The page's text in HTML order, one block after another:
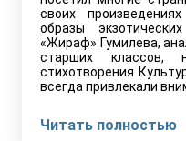
своих
образы
«Жираф» Гумилева,
старших классов,
стихотворения
всегда привлекали
Читать полностью